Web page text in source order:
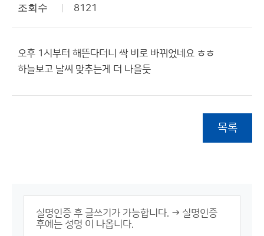
조회수 8121
오후 1시부터 해뜬다더니 싹 비로 바뀌었네요 ㅎㅎ
하늘보고 날씨 맞추는게 더 나을듯
목록